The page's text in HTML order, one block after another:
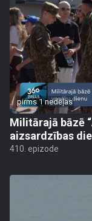
pirms 1 nedēļas
Militārajā bāzē
aizsardzības
410. epizode